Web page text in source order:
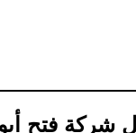
شركة فتح